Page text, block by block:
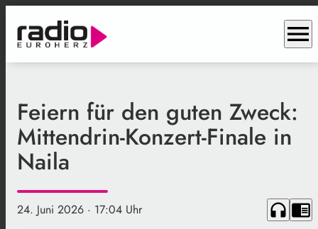
menu
Feiern für den guten Zweck:
Mittendrin-Konzert-Finale in
Naila
24. Juni 2026 · 17:04 Uhr headphones chrome_reader_mode